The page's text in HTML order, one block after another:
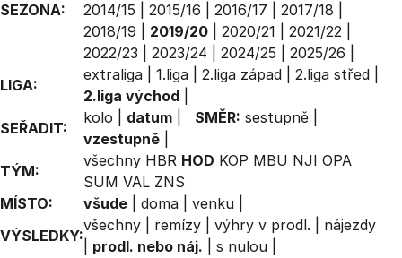
SEZONA:
2014/15
2015/16 2016/17 2017/18
2018/19
2019/20 2020/21 2021/22
2022/23
2023/24 2024/25 2025/26
LIGA:
extraliga 1.liga 2.liga západ 2.liga střed
2.liga východ
SEŘADIT:
kolo datum SMĚR: sestupně
vzestupně
TÝM:
všechny HBR HOD KOP MBU NJI OPA
SUM VAL ZNS
MÍSTO:
všude doma venku
VÝSLEDKY:
všechny remízy výhry v prodl.
nájezdy
prodl. nebo náj. s nulou